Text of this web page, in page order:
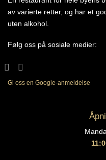
av varierte retter, og har et
uten alkohol.
Følg oss på sosiale medier:
Gi oss en Google-anmeldelse